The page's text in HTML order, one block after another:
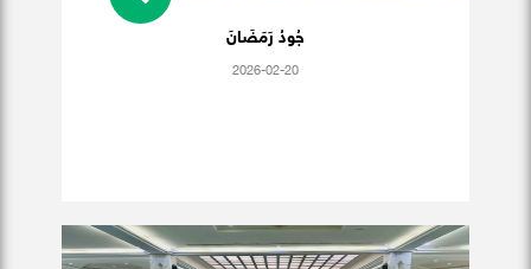
جُودُ رَمَضَانَ
2026-02-20